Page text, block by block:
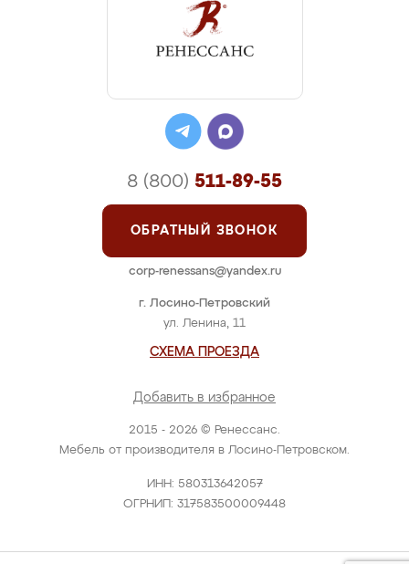
2015 - 2026 © Ренессанс.
Мебель от производителя в Лосино-Петровском.
ИНН: 580313642057
ОГРНИП: 317583500009448
г. Лосино-Петровский
ул. Ленина, 11
СХЕМА ПРОЕЗДА
Добавить в избранное
8 (800) 511-89-55
ОБРАТНЫЙ ЗВОНОК
corp-renessans@yandex.ru